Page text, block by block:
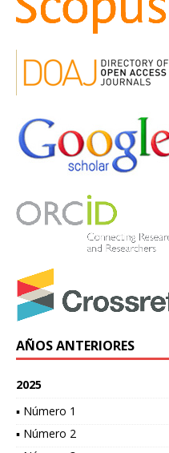
AÑOS ANTERIORES
2025
▪ Número 1
▪ Número 2